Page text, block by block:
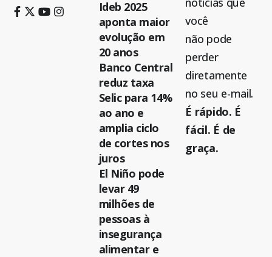
Ideb 2025
aponta maior
evolução em
20 anos
Banco Central
reduz taxa
Selic para 14%
ao ano e
amplia ciclo
de cortes nos
juros
El Niño pode
levar 49
milhões de
pessoas à
insegurança
alimentar e
você
não pode
perder
diretamente
no seu e-mail.
É rápido. É
fácil. É de
graça.